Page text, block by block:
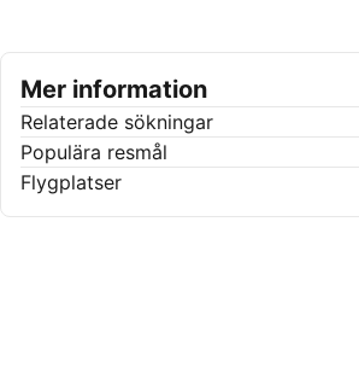
Mer information
Relaterade sökningar
Populära resmål
Flygplatser